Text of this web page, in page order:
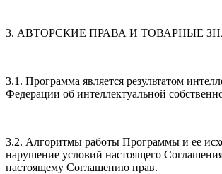
3. АВТОРСКИЕ ПРАВА И ТОВАРНЫЕ
3.1. Программа является результатом
Федерации об интеллектуальной
3.2. Алгоритмы работы Программы и ее
нарушение условий настоящего
настоящему Соглашению прав.